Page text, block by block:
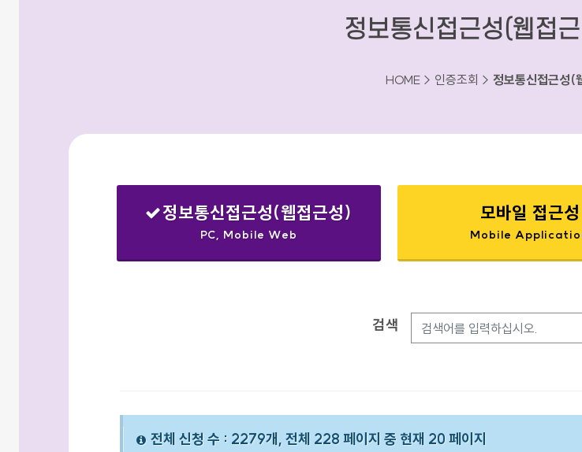
정보통신접근성(웹접
HOME > 인증조회 > 정보통신접근성(
정보통신접근성(웹접근성)
PC, Mobile Web
모바일 접근성
Mobile
검색
전체 신청 수 : 2279개, 전체 228 페이지 중 현재 20 페이지